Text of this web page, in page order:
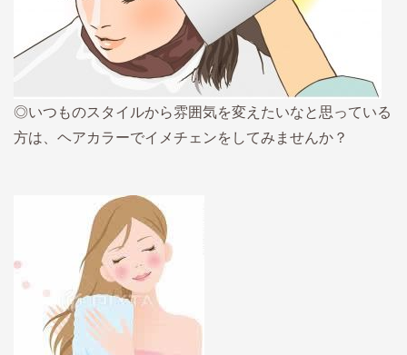
◎いつものスタイルから雰囲気を変えたいなと思っている
方は、ヘアカラーでイメチェンをしてみませんか？